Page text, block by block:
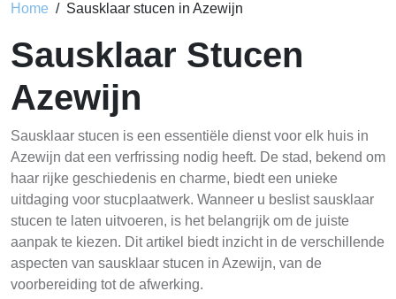
Home Sausklaar stucen in Azewijn
Sausklaar Stucen
Azewijn
Sausklaar stucen is een essentiële dienst voor elk huis in
Azewijn dat een verfrissing nodig heeft. De stad, bekend om
haar rijke geschiedenis en charme, biedt een unieke
uitdaging voor stucplaatwerk. Wanneer u beslist sausklaar
stucen te laten uitvoeren, is het belangrijk om de juiste
aanpak te kiezen. Dit artikel biedt inzicht in de verschillende
aspecten van sausklaar stucen in Azewijn, van de
voorbereiding tot de afwerking.